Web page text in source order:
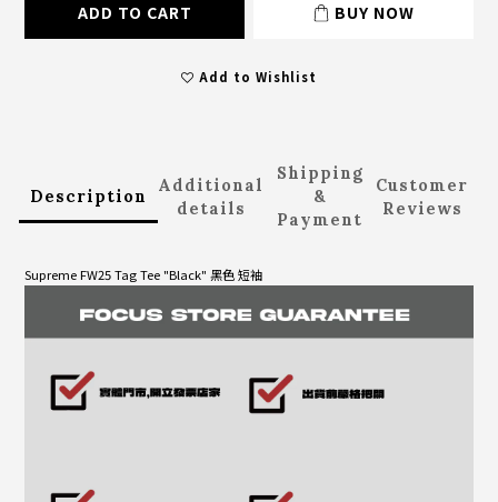
ADD TO CART BUY NOW
Add to Wishlist
Description
Additional
details
Shipping
&
Payment
Customer
Reviews
Supreme FW25 Tag Tee "Black" 黑色 短袖